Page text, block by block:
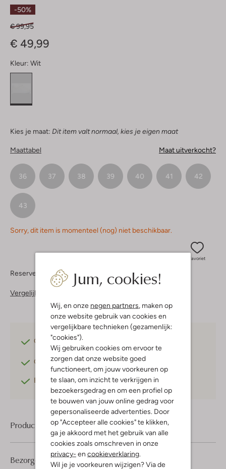
Jum, cookies!
Wij, en onze negen partners, maken op
onze website gebruik van cookies en
vergelijkbare technieken (gezamenlijk:
"cookies").
Wij gebruiken cookies om ervoor te
zorgen dat onze website goed
functioneert, om jouw voorkeuren op
te slaan, om inzicht te verkrijgen in
bezoekersgedrag en om een profiel op
te bouwen van jouw online gedrag voor
gepersonaliseerde advertenties. Door
op "Accepteer alle cookies" te klikken,
ga je akkoord met het gebruik van alle
cookies zoals omschreven in onze
privacy- en cookieverklaring.
Wil je je voorkeuren wijzigen? Via de
Sterren
-50%
€ 99,95
€ 49,99
Kleur: Wit
Kies je maat: Dit item valt normaal, kies je eigen maat
Maattabel Maat uitverkocht?
36 37 38 39 40 41 42
43
Sorry, dit item is momenteel (nog) niet beschikbaar.
Favoriet
Reserveer direct in een van onze 37 boutiques
Vergelijkbare items
Gratis verzending
Gratis retournerenbinnen 30 dagen*
Betaal achterafmet Klarna
Product informatie
Bezorgen & retourneren